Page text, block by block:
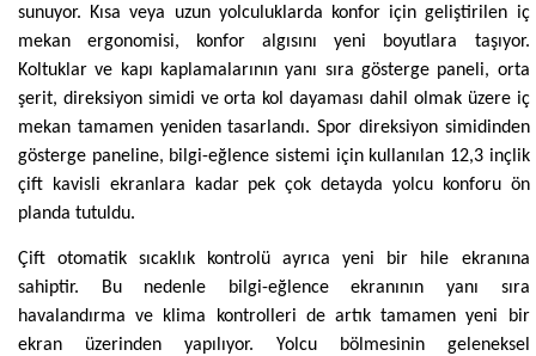
sunuyor. Kısa veya uzun yolculuklarda konfor için geliştirilen iç
mekan ergonomisi, konfor algısını yeni boyutlara taşıyor.
Koltuklar ve kapı kaplamalarının yanı sıra gösterge paneli, orta
şerit, direksiyon simidi ve orta kol dayaması dahil olmak üzere iç
mekan tamamen yeniden tasarlandı. Spor direksiyon simidinden
gösterge paneline, bilgi-eğlence sistemi için kullanılan 12,3 inçlik
çift kavisli ekranlara kadar pek çok detayda yolcu konforu ön
planda tutuldu.
Çift otomatik sıcaklık kontrolü ayrıca yeni bir hile ekranına
sahiptir. Bu nedenle bilgi-eğlence ekranının yanı sıra
havalandırma ve klima kontrolleri de artık tamamen yeni bir
ekran üzerinden yapılıyor. Yolcu bölmesinin geleneksel